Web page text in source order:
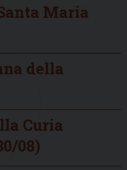
Maria
della
Curia
08)